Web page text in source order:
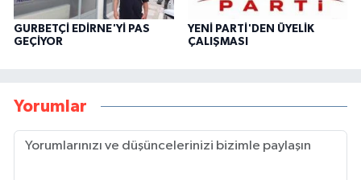
GURBETÇİ EDİRNE'Yİ PAS
GEÇİYOR
YENİ PARTİ'DEN ÜYELİK
ÇALIŞMASI
Yorumlar